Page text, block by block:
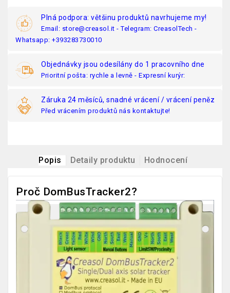
Plná podpora: většinu produktů navrhujeme my!
Email: store@creasol.it - Telegram: CreasolTech -
Whatsapp: +393283730010
Objednávky jsou odesílány do 1 pracovního dne
Prioritní pošta: rychle a levně - Expresní kurýr:
Záruka 24 měsíců, snadné vrácení / vrácení peněz
Před vrácením produktů nás kontaktujte!
Popis Detaily produktu Hodnocení
Proč DomBusTracker2?